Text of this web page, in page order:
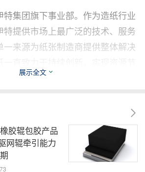
集团旗下事业部。作为造纸行业
特提供市场上最广泛的技术、服务
一来源为纸张制造商提供整体解决
客户最大程度地减少企业碳足迹。
户提供最先进的数字化技术，提
节中的可用性和效率。
问 www.voith.com.cn
展示全文
胶辊包胶产品
网辊牵引能力